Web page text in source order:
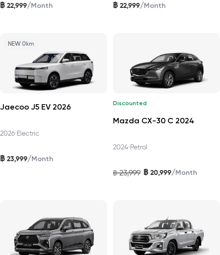
฿ 22,999/Month ฿ 22,999/Month
NEW 0km
Jaecoo J5 EV 2026
2026•Electric
฿ 23,999/Month
Discounted
Mazda CX-30 C 2024
2024•Petrol
฿ 23,999 ฿ 20,999/Month